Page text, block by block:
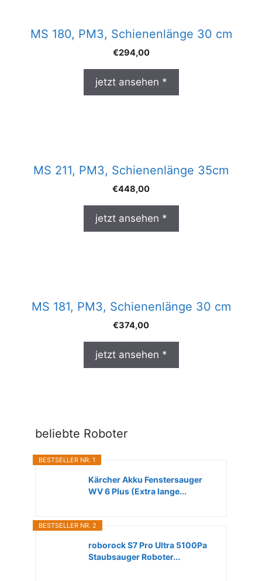
MS 180, PM3, Schienenlänge 30 cm
€294,00
jetzt ansehen *
MS 211, PM3, Schienenlänge 35cm
€448,00
jetzt ansehen *
MS 181, PM3, Schienenlänge 30 cm
€374,00
jetzt ansehen *
beliebte Roboter
BESTSELLER NR. 1
Kärcher Akku Fenstersauger
WV 6 Plus (Extra lange...
BESTSELLER NR. 2
roborock S7 Pro Ultra 5100Pa
Staubsauger Roboter...